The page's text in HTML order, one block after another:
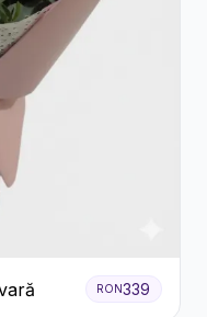
RON339